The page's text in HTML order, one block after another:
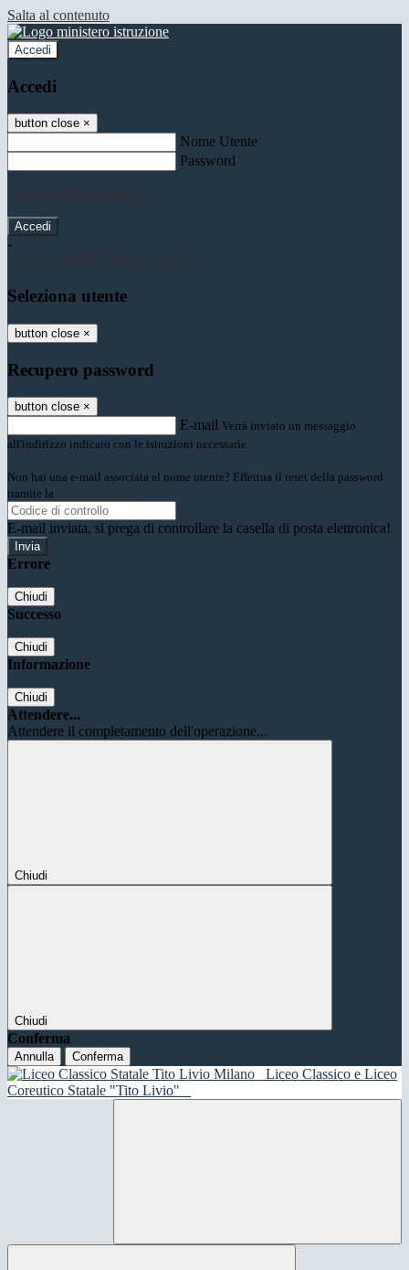
Salta al contenuto
Accedi
Accedi
button close ×
Nome Utente
Password
-
Seleziona utente
button close ×
Recupero password
button close ×
E-mail Verrà inviato un messaggio
all'indirizzo indicato con le istruzioni necessarie.
Non hai una e-mail associata al nome utente? Effettua il reset della password
tramite la
E-mail inviata, si prega di controllare la casella di posta elettronica!
Errore
Chiudi
Successo
Chiudi
Informazione
Chiudi
Attendere...
Attendere il completamento dell'operazione...
Chiudi
Chiudi
Conferma
Annulla Conferma
Liceo Classico e Liceo
Coreutico Statale "Tito Livio"